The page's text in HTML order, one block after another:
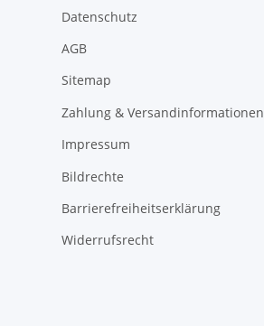
Datenschutz
AGB
Sitemap
Zahlung & Versandinformationen
Impressum
Bildrechte
Barrierefreiheitserklärung
Widerrufsrecht